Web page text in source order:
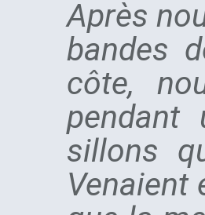
Après
bandes
côte,
pendant
sillons
Venaient